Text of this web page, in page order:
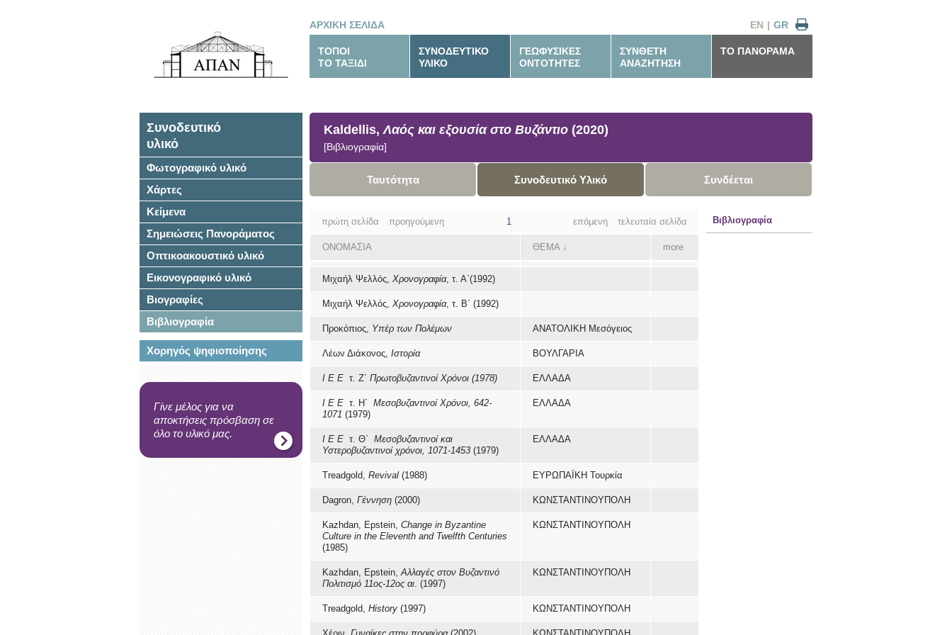
ΑΡΧΙΚΗ ΣΕΛΙΔΑ GR
|
EN
ΤΟΠΟΙ
ΤΟ ΤΑΞΙΔΙ
ΣΥΝΟΔΕΥΤΙΚΟ
ΥΛΙΚΟ
ΓΕΩΦΥΣΙΚΕΣ
ΟΝΤΟΤΗΤΕΣ
ΣΥΝΘΕΤΗ
ΑΝΑΖΗΤΗΣΗ
ΤΟ ΠΑΝΟΡΑΜΑ
Συνοδευτικό
υλικό
Φωτογραφικό υλικό
Χάρτες
Κείμενα
Σημειώσεις Πανοράματος
Οπτικοακουστικό υλικό
Εικονογραφικό υλικό
Βιογραφίες
Βιβλιογραφία
Χορηγός ψηφιοποίησης
Γίνε μέλος για να
αποκτήσεις πρόσβαση σε
όλο το υλικό μας.
Kaldellis,Λαός και εξουσία στο Βυζάντιο (2020)
[Βιβλιογραφία]
Ταυτότητα Συνοδευτικό Υλικό Συνδέεται
τελευταία σελίδα
επόμενη
πρώτη σελίδα προηγούμενη 1
ΟΝΟΜΑΣΙΑ ΘΕΜΑ↓ more
Μιχαήλ Ψελλός, Χρονογραφία, τ. Α΄(1992)
Μιχαήλ Ψελλός, Χρονογραφία, τ. Β΄ (1992)
Προκόπιος, Υπέρ των Πολέμων ΑΝΑΤΟΛΙΚΗ Μεσόγειος
Λέων Διάκονος, Ιστορία ΒΟΥΛΓΑΡΙΑ
Ι Ε Ε τ. Ζ΄ Πρωτοβυζαντινοί Χρόνοι (1978) ΕΛΛΑΔΑ
Ι Ε Ε τ. Η΄ Μεσοβυζαντινοί Χρόνοι, 642-
1071 (1979)
ΕΛΛΑΔΑ
Ι Ε Ε τ. Θ΄ Μεσοβυζαντινοί και
Υστεροβυζαντινοί χρόνοι, 1071-1453 (1979)
ΕΛΛΑΔΑ
Treadgold, Revival (1988) ΕΥΡΩΠΑΪΚΗ Τουρκία
Dagron, Γέννηση (2000) ΚΩΝΣΤΑΝΤΙΝΟΥΠΟΛΗ
Kazhdan, Epstein, Change in Byzantine
Culture in the Eleventh and Twelfth Centuries
(1985)
ΚΩΝΣΤΑΝΤΙΝΟΥΠΟΛΗ
Kazhdan, Epstein,Αλλαγές στον Βυζαντινό
Πολιτισμό 11ος-12ος αι. (1997)
ΚΩΝΣΤΑΝΤΙΝΟΥΠΟΛΗ
Treadgold, History (1997) ΚΩΝΣΤΑΝΤΙΝΟΥΠΟΛΗ
Βιβλιογραφία